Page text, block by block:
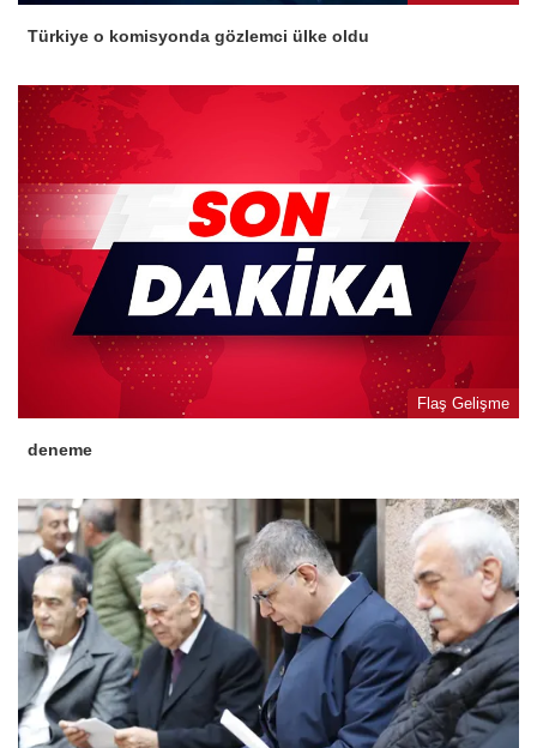
Türkiye o komisyonda gözlemci ülke oldu
Flaş Gelişme
deneme